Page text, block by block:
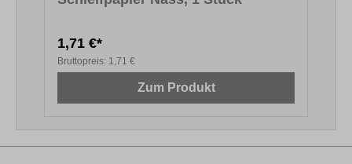
1,71 €*
Bruttopreis: 1,71 €
Zum Produkt